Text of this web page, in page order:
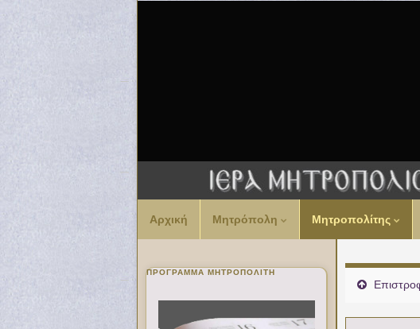
Αρχική Μητρόπολη Μητροπολίτης
00:00
02:00
ΠΡΌΓΡΑΜΜΑ ΜΗΤΡΟΠΟΛΊΤΗ